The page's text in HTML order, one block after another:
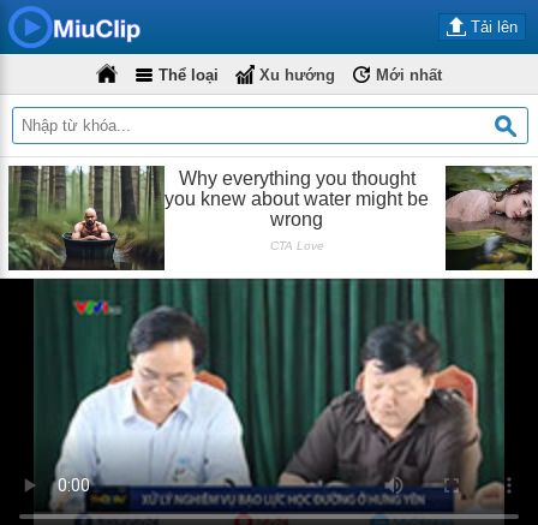
Tải lên
Thể loại Xu hướng Mới nhất